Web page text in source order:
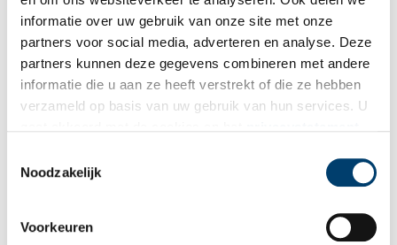
informatie over uw gebruik van onze site met onze
partners voor social media, adverteren en analyse. Deze
partners kunnen deze gegevens combineren met andere
informatie die u aan ze heeft verstrekt of die ze hebben
verzameld op basis van uw gebruik van hun services. U
Noodzakelijk
Voorkeuren
depotbeheerder